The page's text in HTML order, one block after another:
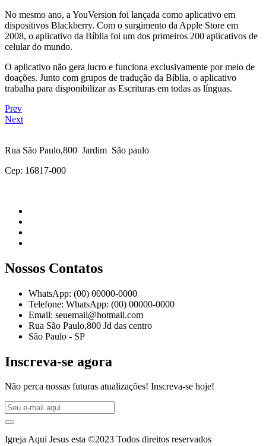
No mesmo ano, a YouVersion foi lançada como aplicativo em
dispositivos Blackberry. Com o surgimento da Apple Store em
2008, o aplicativo da Bíblia foi um dos primeiros 200 aplicativos de
celular do mundo.
O aplicativo não gera lucro e funciona exclusivamente por meio de
doações. Junto com grupos de tradução da Bíblia, o aplicativo
trabalha para disponibilizar as Escrituras em todas as línguas.
Prev
Next
Rua São Paulo,800 Jardim São paulo
Cep: 16817-000
Nossos Contatos
WhatsApp: (00) 00000-0000
Telefone: WhatsApp: (00) 00000-0000
Email: seuemail@hotmail.com
Rua São Paulo,800 Jd das centro
São Paulo - SP
Inscreva-se agora
Não perca nossas futuras atualizações! Inscreva-se hoje!
Igreja Aqui Jesus esta ©2023 Todos direitos reservados